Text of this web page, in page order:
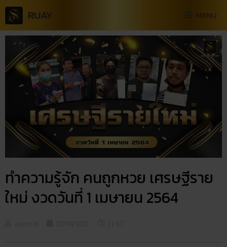
RUAY MENU
ทำความรู้จัก คนถูกหวย เศรษฐีราย
ใหม่ งวดวันที่ 1 เมษายน 2564